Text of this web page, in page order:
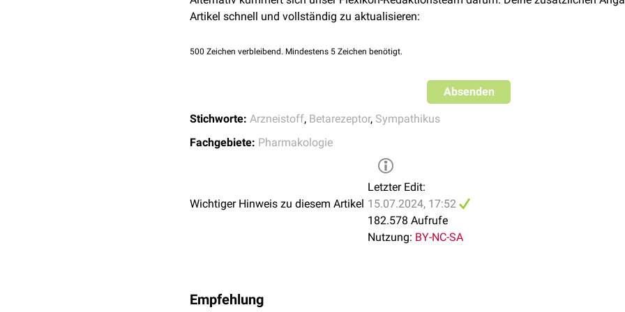
Beta-2-Sympathomimetika
Buphenin
Pirbuterol
Ritodrin
Salbutamol
Tulobuterol
Nach ihrem spezifischen Wirkprofil werden Beta-2-Sympathomimetika in verschiedene
Artikel schnell und vollständig zu aktualisieren:
500 Zeichen verbleibend. Mindestens 5 Zeichen benötigt.
Absenden
Stichworte: Arzneistoff, Betarezeptor, Sympathikus
Fachgebiete: Pharmakologie
Wichtiger Hinweis zu diesem Artikel
Letzter Edit:
15.07.2024, 17:52
182.578 Aufrufe
Nutzung: BY-NC-SA
Empfehlung